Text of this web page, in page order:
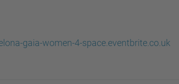
gaia-women-4-space.eventbrite.co.uk